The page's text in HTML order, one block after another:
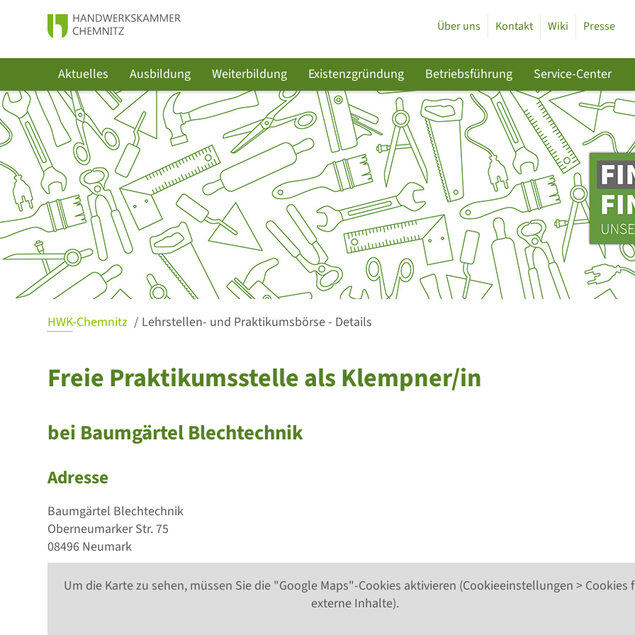
Über uns Kontakt Wiki Presse
Aktuelles Ausbildung Weiterbildung Existenzgründung Betriebsführung Service-Center
HWK-Chemnitz Lehrstellen- und Praktikumsbörse - Details
Freie Praktikumsstelle als Klempner/in
bei Baumgärtel Blechtechnik
Adresse
Baumgärtel Blechtechnik
Oberneumarker Str. 75
08496 Neumark
Um die Karte zu sehen, müssen Sie die "Google Maps"-Cookies aktivieren (Cookieeinstellungen > Cookies
externe Inhalte).